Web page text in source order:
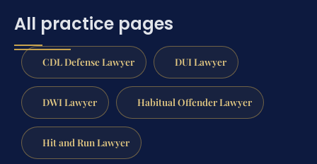
All practice pages
CDL Defense Lawyer DUI Lawyer
DWI Lawyer Habitual Offender Lawyer
Hit and Run Lawyer